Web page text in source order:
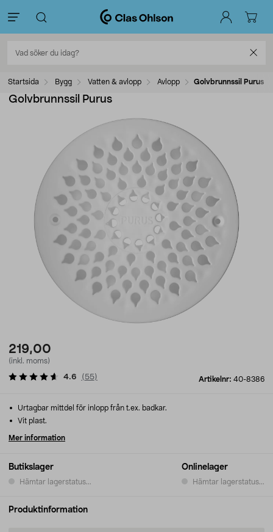
Startsida Bygg Vatten & avlopp Avlopp Golvbrunnssil Purus
Golvbrunnssil Purus
219,00
(inkl. moms)
Artikelnr: 40-8386
4.6 ( 55)
Butikslager
Hämtar lagerstatus...
Onlinelager
Hämtar lagerstatus...
Urtagbar mittdel för inlopp från t.ex. badkar.
Vit plast.
Mer information
Produktinformation